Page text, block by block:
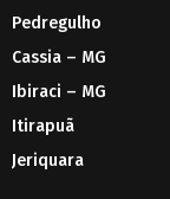
Pedregulho
Cassia – MG
Ibiraci – MG
Itirapuã
Jeriquara